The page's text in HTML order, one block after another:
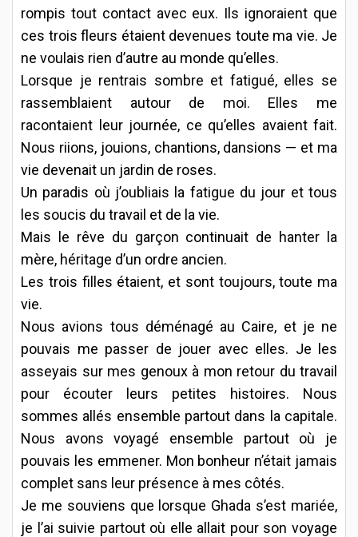
rompis tout contact avec eux. Ils ignoraient que
ces trois fleurs étaient devenues toute ma vie. Je
ne voulais rien d’autre au monde qu’elles.
Lorsque je rentrais sombre et fatigué, elles se
rassemblaient autour de moi. Elles me
racontaient leur journée, ce qu’elles avaient fait.
Nous riions, jouions, chantions, dansions — et ma
vie devenait un jardin de roses.
Un paradis où j’oubliais la fatigue du jour et tous
les soucis du travail et de la vie.
Mais le rêve du garçon continuait de hanter la
mère, héritage d’un ordre ancien.
Les trois filles étaient, et sont toujours, toute ma
vie.
Nous avions tous déménagé au Caire, et je ne
pouvais me passer de jouer avec elles. Je les
asseyais sur mes genoux à mon retour du travail
pour écouter leurs petites histoires. Nous
sommes allés ensemble partout dans la capitale.
Nous avons voyagé ensemble partout où je
pouvais les emmener. Mon bonheur n’était jamais
complet sans leur présence à mes côtés.
Je me souviens que lorsque Ghada s’est mariée,
je l’ai suivie partout où elle allait pour son voyage